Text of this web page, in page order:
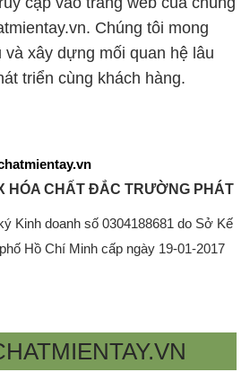
HÓA CHẤT ĐẮC TRƯỜNG PHÁT